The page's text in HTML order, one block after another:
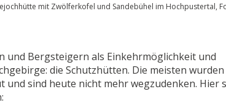
mit Zwölferkofel und Sandebühel im Hochpustertal,
und Bergsteigern als Einkehrmöglichkeit und
die Schutzhütten. Die meisten wurden
und sind heute nicht mehr wegzudenken. Hier